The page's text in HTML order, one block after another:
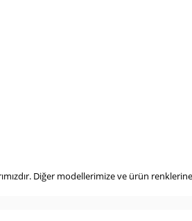
Diğer modellerimize ve ürün